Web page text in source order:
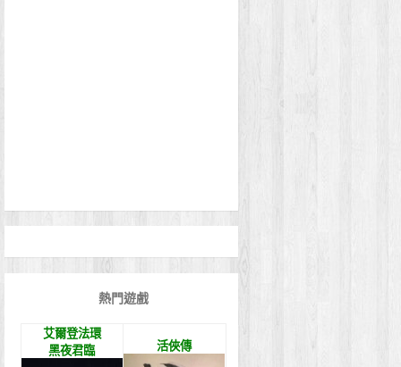
熱門遊戲
艾爾登法環
黑夜君臨
活俠傳